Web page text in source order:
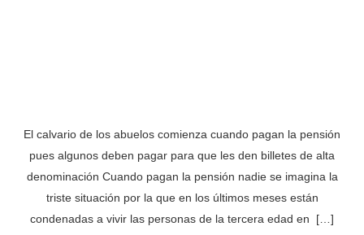
El calvario de los abuelos comienza cuando pagan la pensión
pues algunos deben pagar para que les den billetes de alta
denominación Cuando pagan la pensión nadie se imagina la
triste situación por la que en los últimos meses están
condenadas a vivir las personas de la tercera edad en […]